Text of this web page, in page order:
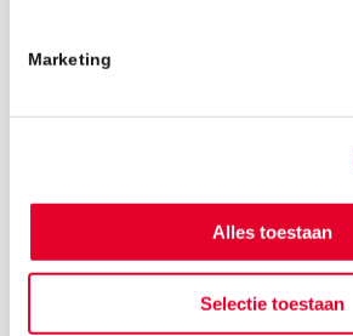
Marketing
Alles toestaan
Selectie toestaan